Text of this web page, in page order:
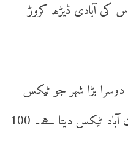
کے لیے آتا ہے مگر اس کی آبادی ڈیڑھ کروڑ
بڑا شہر جو ٹیکس
دیتا ہے اس کے برابر صرف لیاقت آباد ٹیکس دیتا ہے۔ 100